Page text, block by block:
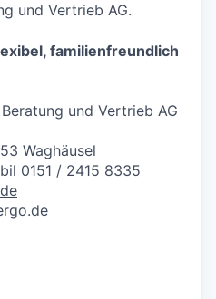
und Vertrieb AG.
familienfreundlich
und Vertrieb AG
Waghäusel
0151 / 2415 8335